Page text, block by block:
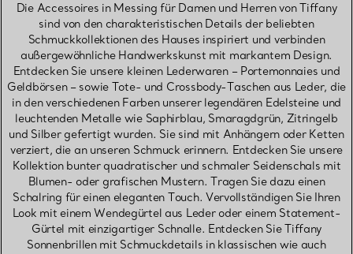
Die Accessoires in Messing für Damen und Herren von Tiffany
sind von den charakteristischen Details der beliebten
Schmuckkollektionen des Hauses inspiriert und verbinden
außergewöhnliche Handwerkskunst mit markantem Design.
Entdecken Sie unsere kleinen Lederwaren – Portemonnaies und
Geldbörsen – sowie Tote- und Crossbody-Taschen aus Leder, die
in den verschiedenen Farben unserer legendären Edelsteine und
leuchtenden Metalle wie Saphirblau, Smaragdgrün, Zitringelb
und Silber gefertigt wurden. Sie sind mit Anhängern oder Ketten
verziert, die an unseren Schmuck erinnern. Entdecken Sie unsere
Kollektion bunter quadratischer und schmaler Seidenschals mit
Blumen- oder grafischen Mustern. Tragen Sie dazu einen
Schalring für einen eleganten Touch. Vervollständigen Sie Ihren
Look mit einem Wendegürtel aus Leder oder einem Statement-
Gürtel mit einzigartiger Schnalle. Entdecken Sie Tiffany
Sonnenbrillen mit Schmuckdetails in klassischen wie auch